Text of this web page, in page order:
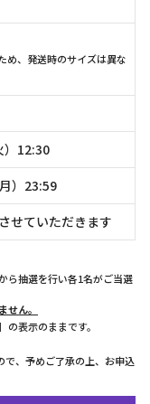
め、発送時のサイズは異な
）12:30
）23:59
せていただきます
ら抽選を行い各1名がご当選
ん。
表示のままです。
、予めご了承の上、お申込